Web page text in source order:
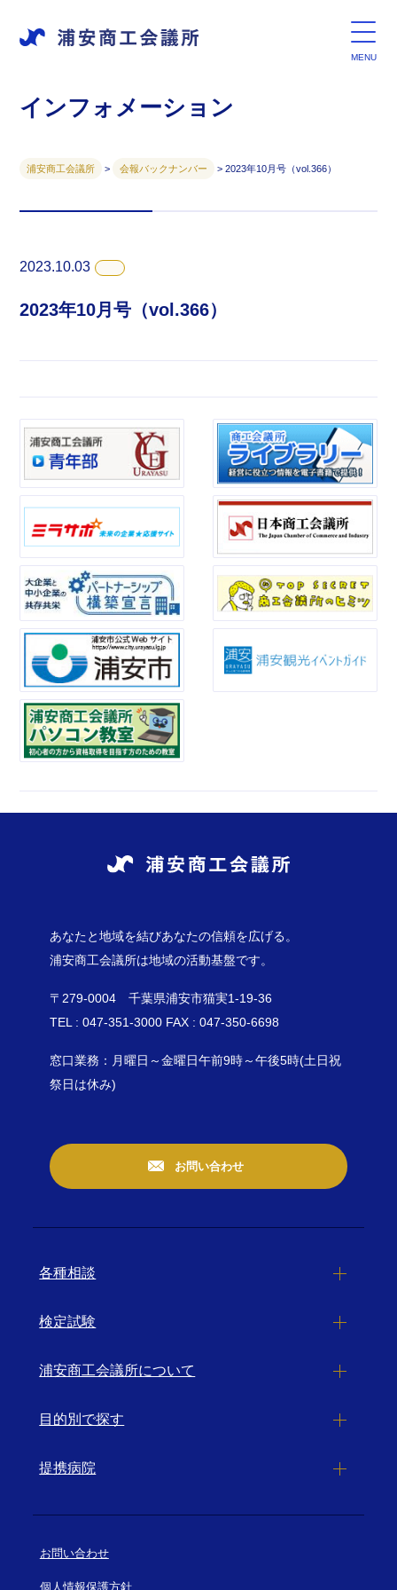
インフォメーション
浦安商工会議所 > 会報バックナンバー >2023年10月号（vol.366）
2023.10.03
2023年10月号（vol.366）
あなたと地域を結びあなたの信頼を広げる。
浦安商工会議所は地域の活動基盤です。
〒279-0004 千葉県浦安市猫実1-19-36
TEL : 047-351-3000 FAX : 047-350-6698
窓口業務：月曜日～金曜日午前9時～午後5時(土日祝
祭日は休み)
お問い合わせ
各種相談
検定試験
浦安商工会議所について
目的別で探す
提携病院
お問い合わせ
個人情報保護方針